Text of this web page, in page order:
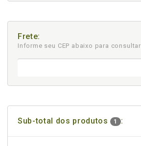
Frete:
Informe seu CEP abaixo para consultar
Sub-total dos produtos 1 :